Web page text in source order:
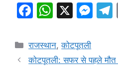
F
c
e
W
at
s
X
M
s
Categories
राजस्थान,कोटपूतली
कोटपूतली: सफर से पहले मौत